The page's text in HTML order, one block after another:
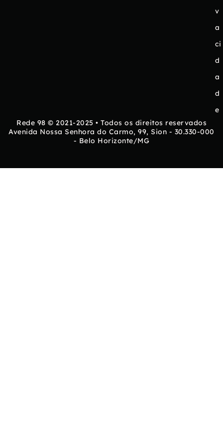
v
a
ci
d
a
d
e
Rede 98 © 2021-2025 • Todos os direitos reservados
Avenida Nossa Senhora do Carmo, 99, Sion - 30.330-000
- Belo Horizonte/MG